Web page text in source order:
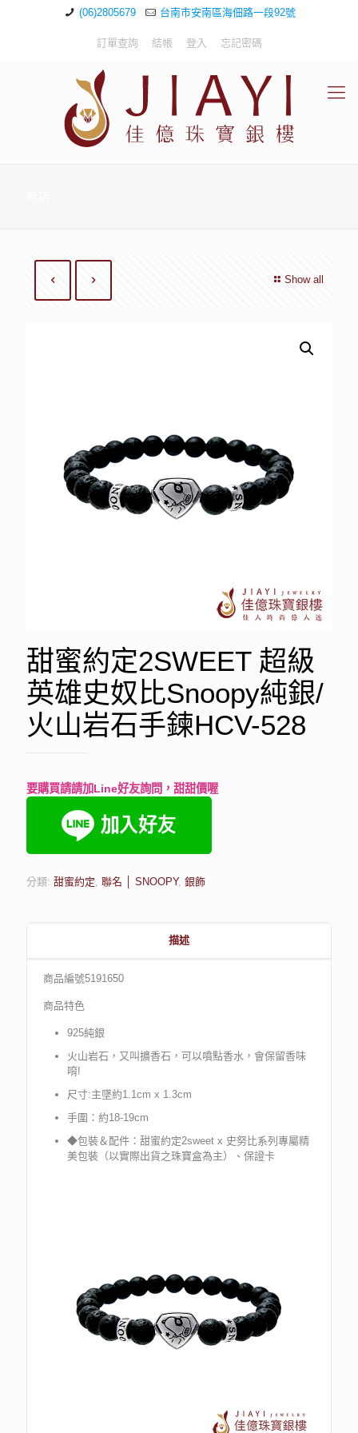
(06)2805679 台南市安南區海佃路一段92號
訂單查詢 結帳 登入 忘記密碼
Show all
甜蜜約定2SWEET 超級
英雄史奴比Snoopy純銀/
火山岩石手鍊HCV-528
要購買請請加Line好友詢問，甜甜價喔
分類: 甜蜜約定 聯名 │ SNOOPY, 銀飾
描述
商品編號5191650
商品特色
925純銀
火山岩石，又叫擴香石，可以噴點香水，會保留香味
唷!
尺寸:主墜約1.1cm x 1.3cm
手圍：約18-19cm
◆包裝＆配件：甜蜜約定2sweet x 史努比系列專屬精
美包裝（以實際出貨之珠寶盒為主）、保證卡